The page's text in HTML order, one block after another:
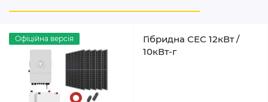
Офіційна версія
Гібридна СЕС 12кВт /
10кВт-г